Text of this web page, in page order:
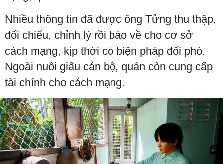
Nhiều thông tin đã được ông Tửng thu thập,
đối chiếu, chỉnh lý rồi báo về cho cơ sở
cách mạng, kịp thời có biện pháp đối phó.
Ngoài nuôi giấu cán bộ, quán còn cung cấp
tài chính cho cách mạng.